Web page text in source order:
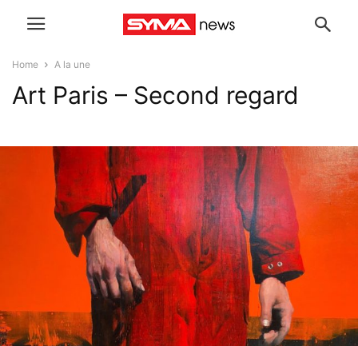
Home A la une
Art Paris – Second regard